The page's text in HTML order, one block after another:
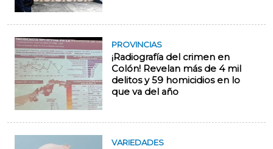
PROVINCIAS
¡Radiografía del crimen en
Colón! Revelan más de 4 mil
delitos y 59 homicidios en lo
que va del año
VARIEDADES